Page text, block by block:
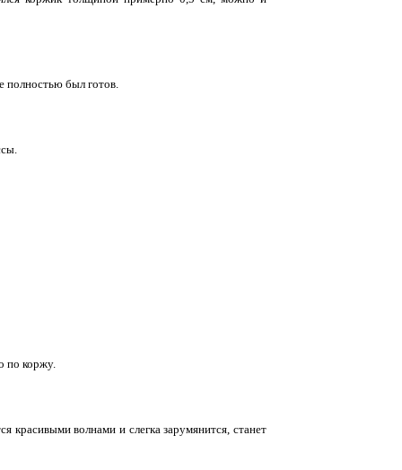
полностью был готов.
по коржу.
красивыми волнами и слегка зарумянится, станет